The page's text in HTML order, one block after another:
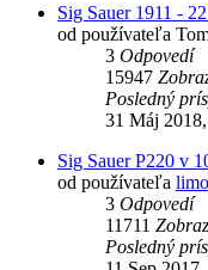
Sig Sauer 1911 -
od používateľa
3 Odpovedí
15947
Posledný
31 Máj
Sig Sauer P220 v
od používateľa
3 Odpovedí
11711
Posledný